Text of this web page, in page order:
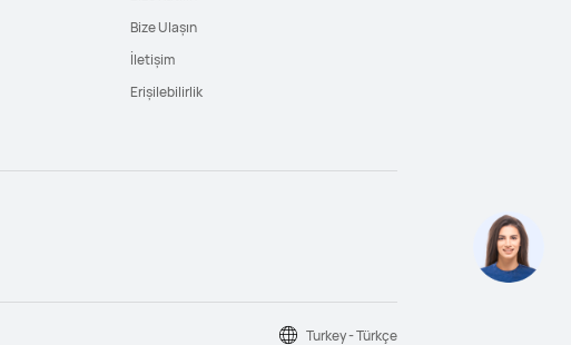
Bize Ulaşın
İletişim
Erişilebilirlik
Turkey - Türkçe